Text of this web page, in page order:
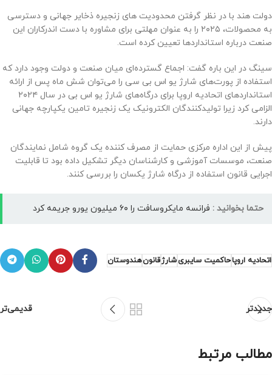
دولت هند با در نظر گرفتن محدودیت های زنجیره ذخایر جهانی و دسترسی
به محصولات، ‌۲۰۲۵ را به عنوان مهلتی برای مشاوره با دست اندرکاران این
صنعت درباره استانداردها تعیین کرده است.
سینگ در این باره گفت: اجماع گسترده‌ای میان صنعت و دولت وجود دارد که
استفاده از پورت‌های شارژ یو اس بی سی را می‌توان شش ماه پس از ارائه
استانداردهای اتحادیه اروپا برای درگاه‌های شارژ یو اس بی در سال ۲۰۲۴
الزامی کرد زیرا تولیدکنندگان الکترونیک یک زنجیره تامین یکپارچه جهانی
دارند.
پیش از این اداره مرکزی حمایت از مصرف کننده یک گروه شامل نمایندگان
صنعت، موسسات آموزشی و کارشناسان دیگر تشکیل داده بود تا قابلیت
اجرایی قانون استفاده از درگاه شارژ یکسان را بررسی کنند.
حتما بخوانید : فرانسه مایکروسافت را ۶۰ میلیون یورو جریمه کرد
اتحادیه اروپاحاکمیت سایبریشارژقانونهندوستان
جدیدتر قدیمی‌تر
مطالب مرتبط